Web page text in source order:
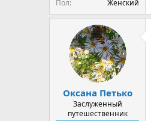
Пол
Женский
Оксана Петько
Заслуженный
путешественник